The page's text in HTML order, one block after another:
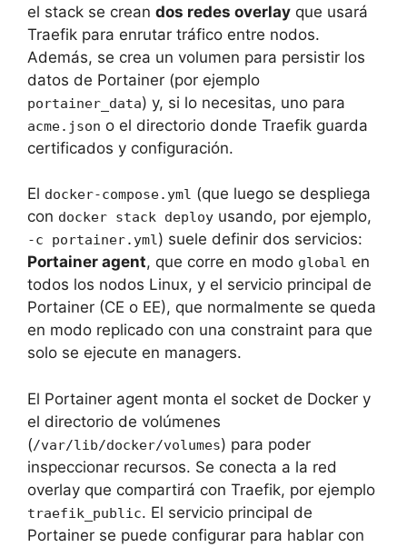
el stack se crean dos redes overlay que usará
Traefik para enrutar tráfico entre nodos.
Además, se crea un volumen para persistir los
datos de Portainer (por ejemplo
portainer_data) y, si lo necesitas, uno para
acme.json o el directorio donde Traefik guarda
certificados y configuración.
El docker-compose.yml (que luego se despliega
con docker stack deploy usando, por ejemplo,
-c portainer.yml) suele definir dos servicios:
Portainer agent, que corre en modo global en
todos los nodos Linux, y el servicio principal de
Portainer (CE o EE), que normalmente se queda
en modo replicado con una constraint para que
solo se ejecute en managers.
El Portainer agent monta el socket de Docker y
el directorio de volúmenes
(/var/lib/docker/volumes) para poder
inspeccionar recursos. Se conecta a la red
overlay que compartirá con Traefik, por ejemplo
traefik_public. El servicio principal de
Portainer se puede configurar para hablar con